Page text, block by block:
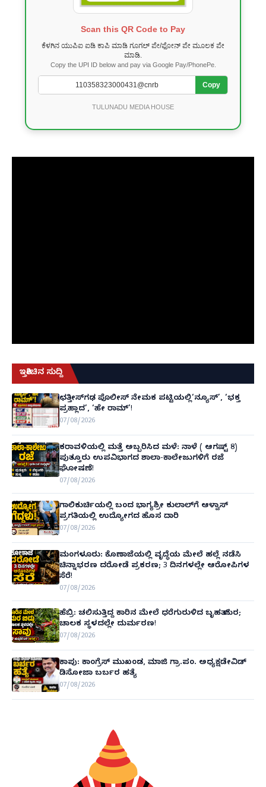
Scan this QR Code to Pay
ಕೆಳಗಿನ ಯುಪಿಐ ಐಡಿ ಕಾಪಿ ಮಾಡಿ ಗೂಗಲ್ ಪೇ/ಫೋನ್ ಪೇ ಮೂಲಕ ಪೇ
ಮಾಡಿ.
Copy the UPI ID below and pay via Google Pay/PhonePe.
Copy
TULUNADU MEDIA HOUSE
ಇತ್ತೀಚಿನ ಸುದ್ದಿ
ಛತ್ತೀಸ್‌ಗಢ ಪೊಲೀಸ್ ನೇಮಕ ಪಟ್ಟಿಯಲ್ಲಿ‘ನ್ಯೂಸ್’, ‘ಭಕ್ತ
ಪ್ರಹ್ಲಾದ’, ‘ಹೇ ರಾಮ್’!
07/08/2026
ಕರಾವಳಿಯಲ್ಲಿ ಮತ್ತೆ ಅಬ್ಬರಿಸಿದ ಮಳೆ: ನಾಳೆ ( ಆಗಷ್ಟ್ 8)
ಪುತ್ತೂರು ಉಪವಿಭಾಗದ ಶಾಲಾ-ಕಾಲೇಜುಗಳಿಗೆ ರಜೆ
ಘೋಷಣೆ!
07/08/2026
ಗಾಲಿಕುರ್ಚಿಯಲ್ಲಿ ಬಂದ ಭಾಗ್ಯಶ್ರೀ ಕುಲಾಲ್‌ಗೆ ಆಳ್ವಾಸ್
ಪ್ರಗತಿಯಲ್ಲಿ ಉದ್ಯೋಗದ ಹೊಸ ದಾರಿ
07/08/2026
ಮಂಗಳೂರು: ಕೊಣಾಜೆಯಲ್ಲಿ ವೃದ್ಧೆಯ ಮೇಲೆ ಹಲ್ಲೆ ನಡೆಸಿ
ಚಿನ್ನಾಭರಣ ದರೋಡೆ ಪ್ರಕರಣ; 3 ದಿನಗಳಲ್ಲೇ ಆರೋಪಿಗಳ
ಸೆರೆ!
07/08/2026
ಹೆಬ್ರಿ: ಚಲಿಸುತ್ತಿದ್ದ ಕಾರಿನ ಮೇಲೆ ಧರೆಗುರುಳಿದ ಬೃಹತ್ ಮರ;
ಚಾಲಕ ಸ್ಥಳದಲ್ಲೇ ದುರ್ಮರಣ!
07/08/2026
ಕಾಪು: ಕಾಂಗ್ರೆಸ್ ಮುಖಂಡ, ಮಾಜಿ ಗ್ರಾ.ಪಂ. ಅಧ್ಯಕ್ಷಡೇವಿಡ್
ಡಿಸೋಜಾ ಬರ್ಬರ ಹತ್ಯೆ
07/08/2026